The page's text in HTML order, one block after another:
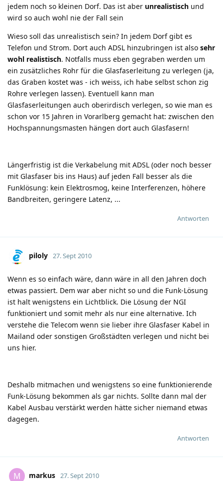
jedem noch so kleinen Dorf. Das ist aber unrealistisch und
wird so auch wohl nie der Fall sein
Wieso soll das unrealistisch sein? In jedem Dorf gibt es
Telefon und Strom. Dort auch ADSL hinzubringen ist also sehr
wohl realistisch. Notfalls muss eben gegraben werden um
ein zusätzliches Rohr für die Glasfaserleitung zu verlegen (ja,
das Graben kostet was - ich weiss, ich habe selbst schon zig
Rohre verlegen lassen). Eventuell kann man
Glasfaserleitungen auch oberirdisch verlegen, so wie man es
schon vor 15 Jahren in Vorarlberg gemacht hat: zwischen den
Hochspannungsmasten hängen dort auch Glasfasern!
Längerfristig ist die Verkabelung mit ADSL (oder noch besser
mit Glasfaser bis ins Haus) auf jeden Fall besser als die
Funklösung: kein Elektrosmog, keine Interferenzen, höhere
Bandbreiten, geringere Latenz, ...
Antworten
piloly 27. Sept 2010
Wenn es so einfach wäre, dann wäre in all den Jahren doch
etwas passiert. Dem war aber nicht so und die Funk-Lösung
ist halt wenigstens ein Lichtblick. Die Lösung der NGI
funktioniert und somit mehr als nur eine alternative. Ich
verstehe die Telecom wenn sie lieber ihre Glasfaser Kabel in
Mailand oder sonstigen Großstädten verlegen und nicht bei
uns hier.
Deshalb mitmachen und wenigstens so eine funktionierende
Funk-Lösung bekommen als gar nichts. Sollte dann mal der
Kabel Ausbau verstärkt werden hätte sicher niemand etwas
dagegen.
Antworten
M markus 27. Sept 2010